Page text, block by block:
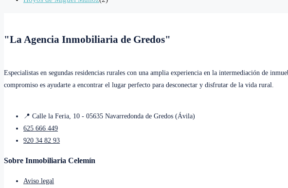
"La Agencia Inmobiliaria de Gredos"
Especialistas en segundas residencias rurales con una amplia experiencia en la intermediación de
compromiso es ayudarte a encontrar el lugar perfecto para desconectar y disfrutar de la vida rural.
📍 Calle la Feria, 10 - 05635 Navarredonda de Gredos (Ávila)
625 666 449
920 34 82 93
Sobre Inmobiliaria Celemín
Aviso legal